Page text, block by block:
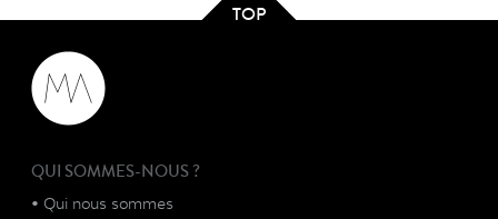
TOP
QUI SOMMES-NOUS ?
• Qui nous sommes